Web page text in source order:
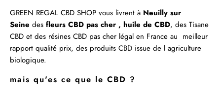
GREEN REGAL CBD SHOP vous livrent à Neuilly sur
Seine des fleurs CBD pas cher , huile de CBD, des Tisane
CBD et des résines CBD pas cher légal en France au meilleur
rapport qualité prix, des produits CBD issue de l agriculture
biologique.
mais qu'es ce que le CBD ?